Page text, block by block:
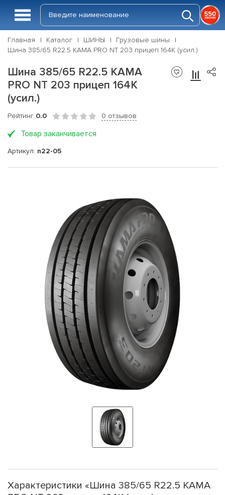
Главная Каталог ШИНЫ
Грузовые шины
Шина 385/65 R22.5 КАМА PRO NT 203 прицеп 164K (усил.)
Шина 385/65 R22.5 КАМА
PRO NT 203 прицеп 164K
(усил.)
Рейтинг 0.0 0 отзывов
Товар заканчивается
Артикул: n22-05
Характеристики «Шина 385/65 R22.5 КАМА